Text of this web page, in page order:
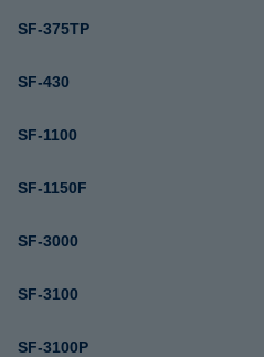
SF-375TP
SF-430
SF-1100
SF-1150F
SF-3000
SF-3100
SF-3100P